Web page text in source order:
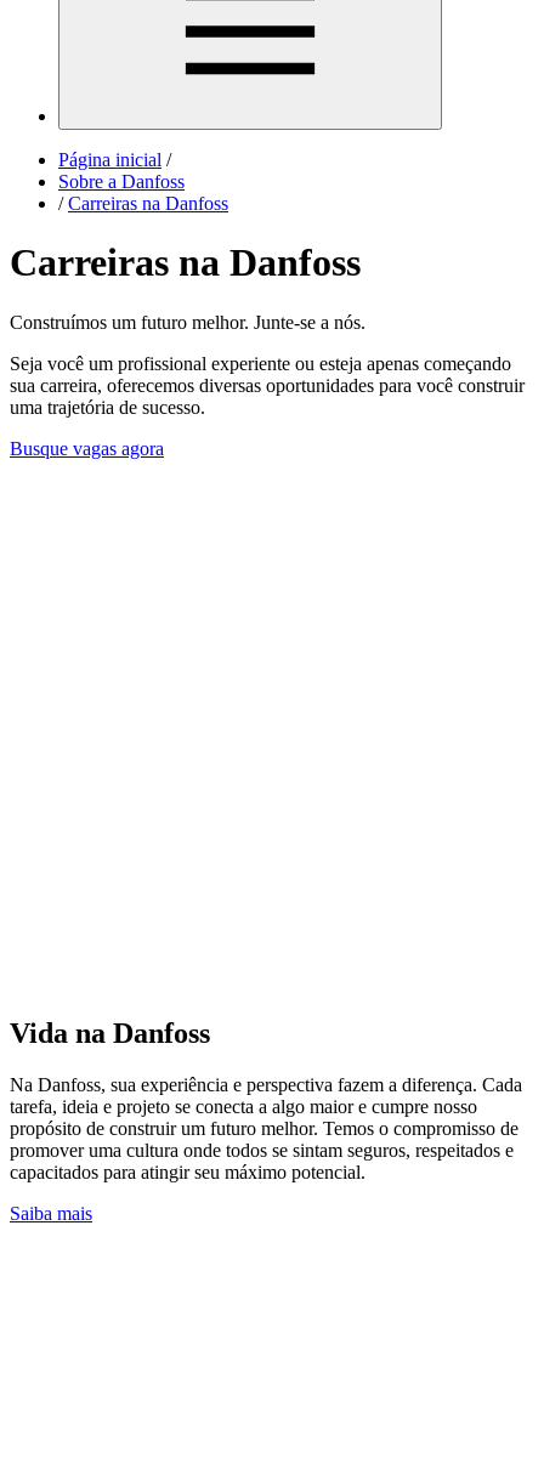
Página inicial /
Sobre a Danfoss
/ Carreiras na Danfoss
Carreiras na Danfoss
Construímos um futuro melhor. Junte-se a nós.
Seja você um profissional experiente ou esteja apenas começando
sua carreira, oferecemos diversas oportunidades para você construir
uma trajetória de sucesso.
Busque vagas agora
Vida na Danfoss
Na Danfoss, sua experiência e perspectiva fazem a diferença. Cada
tarefa, ideia e projeto se conecta a algo maior e cumpre nosso
propósito de construir um futuro melhor. Temos o compromisso de
promover uma cultura onde todos se sintam seguros, respeitados e
capacitados para atingir seu máximo potencial.
Saiba mais